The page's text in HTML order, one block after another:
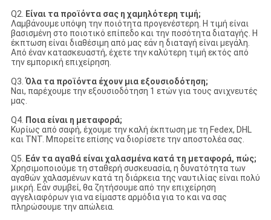
Q2.
Είναι τα προϊόντα σας η χαμηλότερη τιμή;
Λαμβάνουμε υπόψη την ποιότητα προγενέστερη. Η τιμή είναι
βασισμένη στο ποιοτικό επίπεδο και την ποσότητα διαταγής. Η
έκπτωση είναι διαθέσιμη από μας εάν η διαταγή είναι μεγάλη.
Από έναν κατασκευαστή, έχετε την καλύτερη τιμή εκτός από
την εμπορική επιχείρηση.
Q3.Όλα τα προϊόντα έχουν μια εξουσιοδότηση;
Ναι, παρέχουμε την εξουσιοδότηση 1 ετών για τους ανιχνευτές
μας.
Q4. Ποια είναι η μεταφορά;
Κυρίως από σαφή, έχουμε την καλή έκπτωση με τη Fedex, DHL
και TNT. Μπορείτε επίσης να διορίσετε την αποστολέα σας.
Q5.
Εάν τα αγαθά είναι χαλασμένα κατά τη μεταφορά, πώς;
Χρησιμοποιούμε τη σταθερή συσκευασία, η δυνατότητα των
αγαθών χαλασμένων κατά τη διάρκεια της ναυτιλίας είναι πολύ
μικρή. Εάν συμβεί, θα ζητήσουμε από την επιχείρηση
αγγελιαφόρων για να είμαστε αρμόδια για το και να σας
πληρώσουμε την απώλεια.